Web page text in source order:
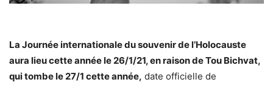
La Journée internationale du souvenir de l’Holocauste
aura lieu cette année le 26/1/21, en raison de Tou Bichvat,
qui tombe le 27/1 cette année, date officielle de